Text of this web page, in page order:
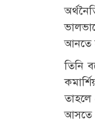
আনতে
তিনি
আসতে